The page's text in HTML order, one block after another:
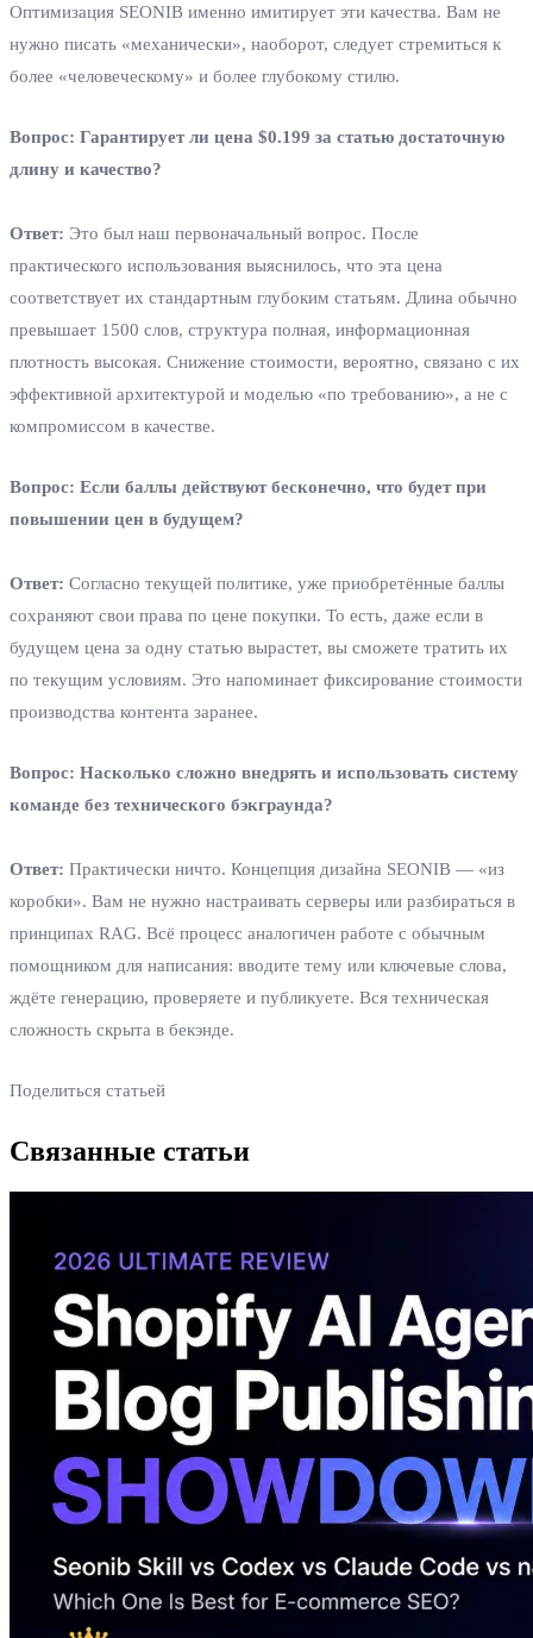
Оптимизация SEONIB именно имитирует эти качества. Вам не
нужно писать «механически», наоборот, следует стремиться к
более «человеческому» и более глубокому стилю.
Вопрос: Гарантирует ли цена $0.199 за статью достаточную
длину и качество?
Ответ: Это был наш первоначальный вопрос. После
практического использования выяснилось, что эта цена
соответствует их стандартным глубоким статьям. Длина обычно
превышает 1500 слов, структура полная, информационная
плотность высокая. Снижение стоимости, вероятно, связано с их
эффективной архитектурой и моделью «по требованию», а не с
компромиссом в качестве.
Вопрос: Если баллы действуют бесконечно, что будет при
повышении цен в будущем?
Ответ: Согласно текущей политике, уже приобретённые баллы
сохраняют свои права по цене покупки. То есть, даже если в
будущем цена за одну статью вырастет, вы сможете тратить их
по текущим условиям. Это напоминает фиксирование стоимости
производства контента заранее.
Вопрос: Насколько сложно внедрять и использовать систему
команде без технического бэкграунда?
Ответ: Практически ничто. Концепция дизайна SEONIB — «из
коробки». Вам не нужно настраивать серверы или разбираться в
принципах RAG. Всё процесс аналогичен работе с обычным
помощником для написания: вводите тему или ключевые слова,
ждёте генерацию, проверяете и публикуете. Вся техническая
сложность скрыта в бекэнде.
Поделиться статьей
Связанные статьи